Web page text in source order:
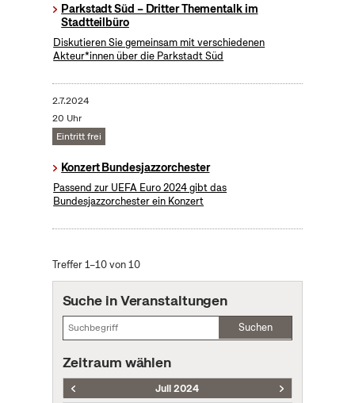
Parkstadt Süd – Dritter Thementalk im
Stadtteilbüro
Diskutieren Sie gemeinsam mit verschiedenen
Akteur*innen über die Parkstadt Süd
2.7.2024
20 Uhr
Eintritt frei
Konzert Bundesjazzorchester
Passend zur UEFA Euro 2024 gibt das
Bundesjazzorchester ein Konzert
Treffer 1–10 von 10
Suche in Veranstaltungen
Suchen
Zeitraum wählen
Juli 2024